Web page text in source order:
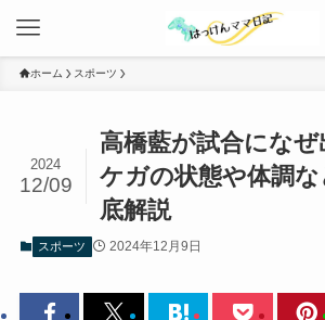
ホーム スポーツ
高橋藍が試合になぜ
ケガの状態や体調
底解説
2024
12/09
スポーツ 2024年12月9日